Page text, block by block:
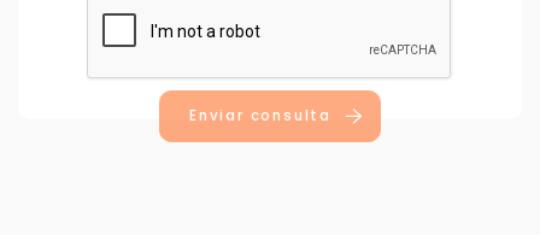
Enviar consulta